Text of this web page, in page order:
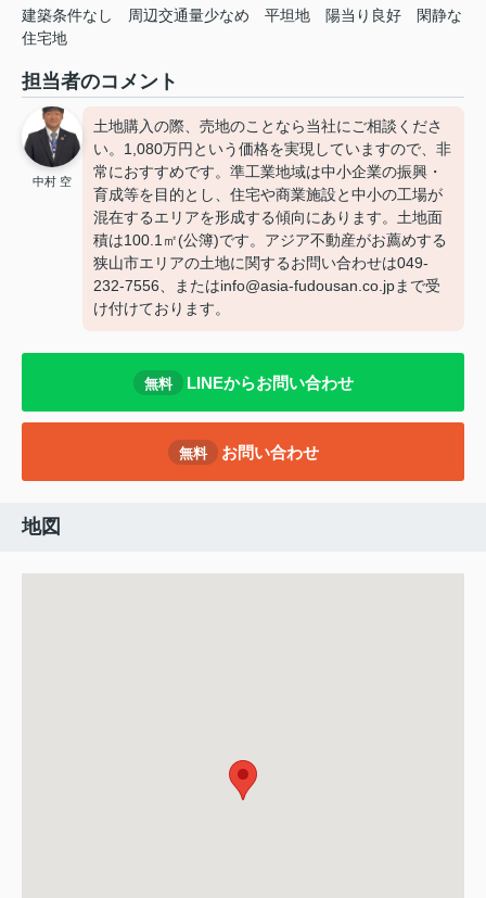
建築条件なし 周辺交通量少なめ 平坦地 陽当り良好
閑静な
住宅地
担当者のコメント
中村 空
土地購入の際、売地のことなら当社にご相談くださ
い。1,080万円という価格を実現していますので、非
常におすすめです。準工業地域は中小企業の振興・
育成等を目的とし、住宅や商業施設と中小の工場が
混在するエリアを形成する傾向にあります。土地面
積は100.1㎡(公簿)です。アジア不動産がお薦めする
狭山市エリアの土地に関するお問い合わせは049-
232-7556、またはinfo@asia-fudousan.co.jpまで受
け付けております。
無料 LINEからお問い合わせ
無料 お問い合わせ
地図